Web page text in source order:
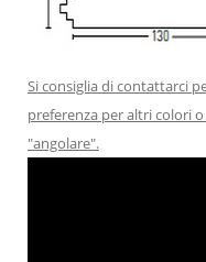
Si consiglia di contattarci
preferenza per altri colori
"angolare".